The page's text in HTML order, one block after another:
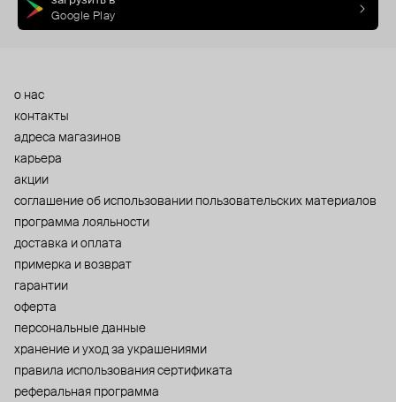
Google Play
о нас
контакты
адреса магазинов
карьера
акции
cоглашение об использовании пользовательских материалов
программа лояльности
доставка и оплата
примерка и возврат
гарантии
оферта
персональные данные
хранение и уход за украшениями
правила использования сертификата
реферальная программа